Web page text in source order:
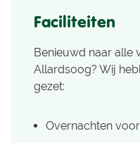
Faciliteiten
Benieuwd naar alle
Allardsoog? Wij
gezet:
Overnachten